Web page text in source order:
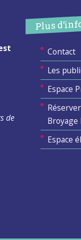
de
Plus
Contact
Les
Espace
Broyage
Espace